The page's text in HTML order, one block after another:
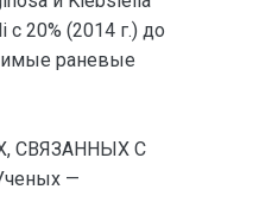
20% (2014 г.) до
раневые
СВЯЗАННЫХ С
—